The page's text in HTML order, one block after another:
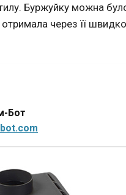
Буржуйку можна
отримала через її
Бот